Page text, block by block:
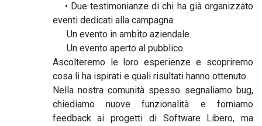
• Due testimonianze di chi ha già organizzato
eventi dedicati alla campagna:
Un evento in ambito aziendale.
Un evento aperto al pubblico.
Ascolteremo le loro esperienze e scopriremo
cosa li ha ispirati e quali risultati hanno ottenuto.
Nella nostra comunità spesso segnaliamo bug,
chiediamo nuove funzionalità e forniamo
feedback ai progetti di Software Libero, ma